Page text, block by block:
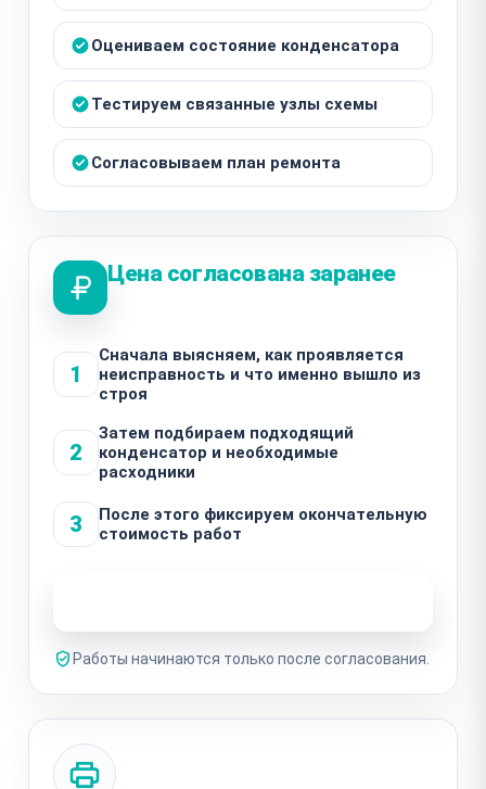
Оцениваем состояние конденсатора
Тестируем связанные узлы схемы
Согласовываем план ремонта
Цена согласована заранее
1
Сначала выясняем, как проявляется
неисправность и что именно вышло из
строя
2
Затем подбираем подходящий
конденсатор и необходимые
расходники
3
После этого фиксируем окончательную
стоимость работ
Работы начинаются только после согласования.